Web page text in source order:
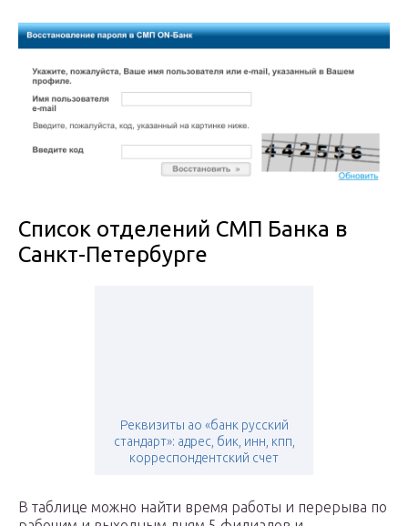
Список отделений СМП Банка в
Санкт-Петербурге
Реквизиты ао «банк русский
стандарт»: адрес, бик, инн, кпп,
корреспондентский счет
В таблице можно найти время работы и перерыва по